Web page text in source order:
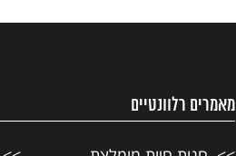
מאמרים רלוונטיים